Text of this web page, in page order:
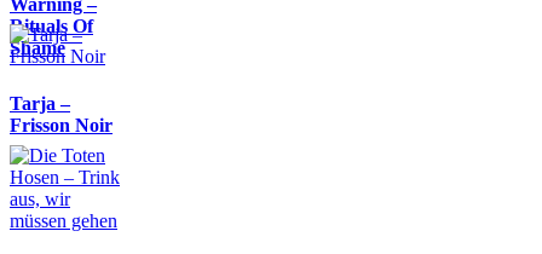
Warning –
Rituals Of
Shame
Tarja –
Frisson Noir